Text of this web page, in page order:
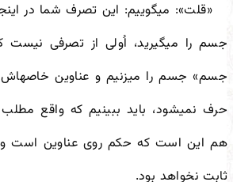
«قلت»: میگوییم: این تصرف شما در
جسم را میگیرید، اُولی از تصرفی نیست
جسم» جسم را میزنیم و عناوین خاصهاش
حرف نمیشود، باید ببینیم که واقع
هم این است که حکم روی عناوین است و
ثابت نخواهد بود.